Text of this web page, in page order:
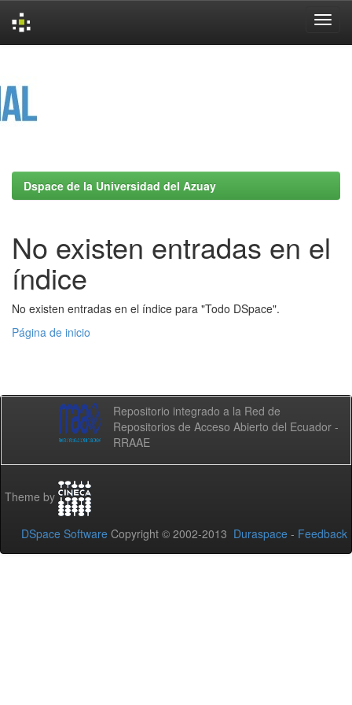
Dspace de la Universidad del Azuay
No existen entradas en el
índice
No existen entradas en el índice para "Todo DSpace".
Página de inicio
Repositorio integrado a la Red de
Repositorios de Acceso Abierto del Ecuador -
RRAAE
Theme by
DSpace Software Copyright © 2002-2013 Duraspace - Feedback